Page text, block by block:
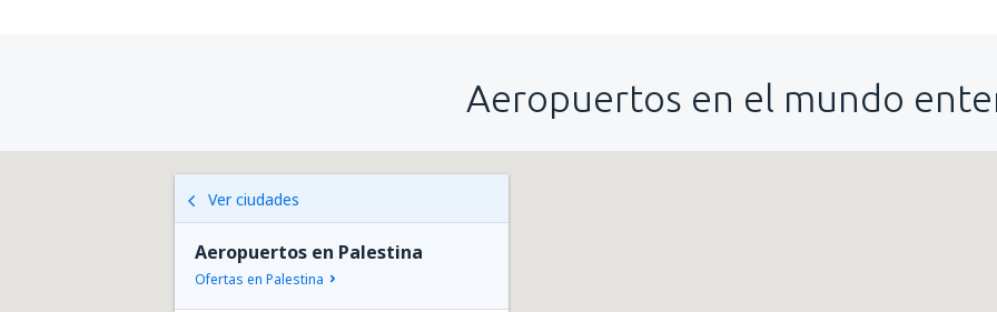
Aeropuertos en el mundo
Ver ciudades
Aeropuertos en Palestina
Ofertas en Palestina